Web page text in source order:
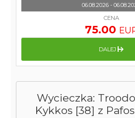
Wycieczka:
Kykkos [38] z
06.08.2026 -
CENA
75.00
DALEJ